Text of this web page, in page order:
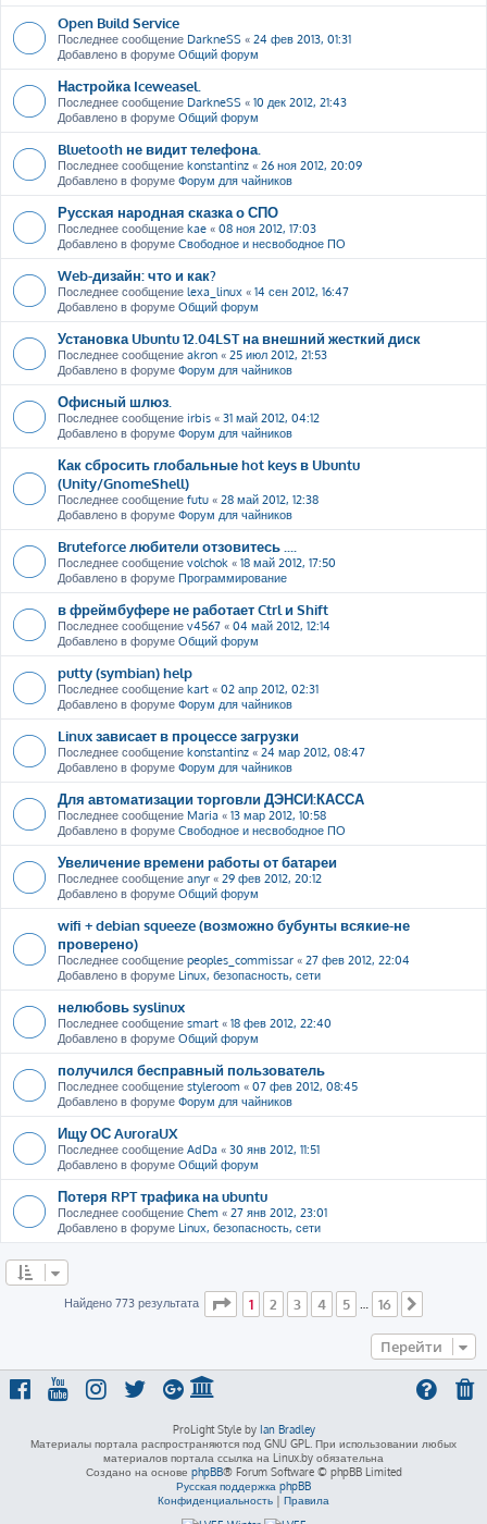
Open Build Service
Последнее сообщение DarkneSS « 24 фев 2013, 01:31
Добавлено в форуме Общий форум
Настройка Iceweasel.
Последнее сообщение DarkneSS « 10 дек 2012, 21:43
Добавлено в форуме Общий форум
Bluetooth не видит телефона.
Последнее сообщение konstantinz « 26 ноя 2012, 20:09
Добавлено в форуме Форум для чайников
Русская народная сказка о СПО
Последнее сообщение kae « 08 ноя 2012, 17:03
Добавлено в форуме Свободное и несвободное ПО
Web-дизайн: что и как?
Последнее сообщение lexa_linux « 14 сен 2012, 16:47
Добавлено в форуме Общий форум
Установка Ubuntu 12.04LST на внешний жесткий диск
Последнее сообщение akron « 25 июл 2012, 21:53
Добавлено в форуме Форум для чайников
Офисный шлюз.
Последнее сообщение irbis « 31 май 2012, 04:12
Добавлено в форуме Форум для чайников
Как сбросить глобальные hot keys в Ubuntu
(Unity/GnomeShell)
Последнее сообщение futu « 28 май 2012, 12:38
Добавлено в форуме Форум для чайников
Bruteforce любители отзовитесь ....
Последнее сообщение volchok « 18 май 2012, 17:50
Добавлено в форуме Программирование
в фреймбуфере не работает Ctrl и Shift
Последнее сообщение v4567 « 04 май 2012, 12:14
Добавлено в форуме Общий форум
putty (symbian) help
Последнее сообщение kart « 02 апр 2012, 02:31
Добавлено в форуме Форум для чайников
Linux зависает в процессе загрузки
Последнее сообщение konstantinz « 24 мар 2012, 08:47
Добавлено в форуме Форум для чайников
Для автоматизации торговли ДЭНСИ:КАССА
Последнее сообщение Maria « 13 мар 2012, 10:58
Добавлено в форуме Свободное и несвободное ПО
Увеличение времени работы от батареи
Последнее сообщение anyr « 29 фев 2012, 20:12
Добавлено в форуме Общий форум
wifi + debian squeeze (возможно бубунты всякие-не
проверено)
Последнее сообщение peoples_commissar « 27 фев 2012, 22:04
Добавлено в форуме Linux, безопасность, сети
нелюбовь syslinux
Последнее сообщение smart « 18 фев 2012, 22:40
Добавлено в форуме Общий форум
получился бесправный пользователь
Последнее сообщение styleroom « 07 фев 2012, 08:45
Добавлено в форуме Форум для чайников
Ищу ОС AuroraUX
Последнее сообщение AdDa « 30 янв 2012, 11:51
Добавлено в форуме Общий форум
Потеря RPT трафика на ubuntu
Последнее сообщение Chem « 27 янв 2012, 23:01
Добавлено в форуме Linux, безопасность, сети
Найдено 773 результата Страница из 16
1 2 3 4 5 16
Перейти
ProLight Style by Ian Bradley
Материалы портала распространяются под GNU GPL. При использовании любых
материалов портала ссылка на Linux.by обязательна
Создано на основе phpBB® Forum Software © phpBB Limited
Русская поддержка phpBB
Конфиденциальность | Правила